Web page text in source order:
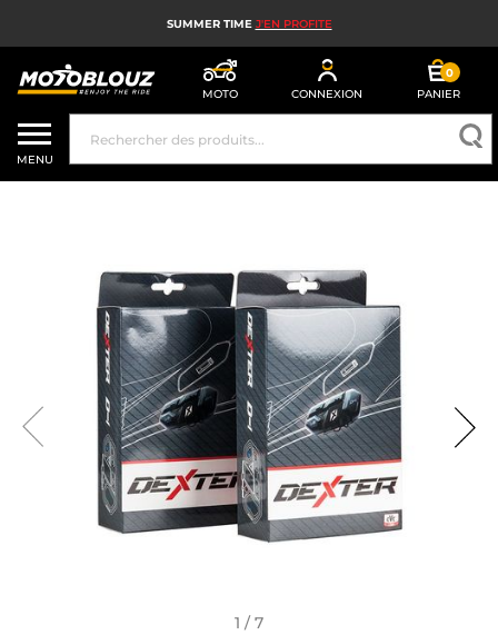
SUMMER TIME J'EN PROFITE
MOTO CONNEXION
0
PANIER
CASQUE MOTO
ÉQUIPEMENT MOTO HOMME
MX, ENDURO ET TRIAL
HIGH TECH MOTO
AIRBAG MOTO
PIÈCES MOTO ET OUTILLAGE
ACCESSOIRES MOTO
BAGAGERIE MOTO
SPORTSWEAR
MENU
1 / 7